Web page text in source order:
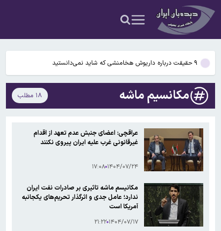
شدن مغز انسان کمک کردند؟
آمریکا ۵ فرد و ۱۳ شرکت و صرافی را تحریم کرد+اسامی
آمریکا آبان تتر را تحریم کرد؛ یک صرافی ایرانی دیگر در فهرست تحریم‌های
رمزارزی ایالات متحده قرار گرفت
۹ حقیقت درباره داریوش هخامنشی که شاید نمی‌دانستید
بیفوما در پرسپولیس ماندنی شد
سوختی فراموش‌شده در مسیر تکامل مغز؛ آیا میوه و عسل به بزرگ‌تر
آمریکا ۵ فرد و ۱۳ شرکت و صرافی را تحریم کرد+اسامی
آمریکا آبان تتر را تحریم کرد؛ یک صرافی ایرانی دیگر در فهرست تحریم‌های
رمزارزی ایالات متحده قرار گرفت
مکانسیم ماشه ۱۸ مطلب
عراقچی: اعضای جنبش عدم تعهد از اقدام
غیرقانونی غرب علیه ایران پیروی نکنند
۱۴۰۴/۰۷/۲۴ ۱۷:۰۸
مکانیسم ماشه تاثیری بر صادرات نفت ایران
ندارد؛ عامل جدی و اثرگذار تحریم‌های یکجانبه
آمریکا است
۱۴۰۴/۰۷/۱۷ ۲۱:۲۲